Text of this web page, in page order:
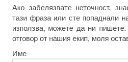
Ако забелязвате неточност,
тази фраза или сте попаднали
използва, можете да ни
отговор от нашия екип, моля
Име